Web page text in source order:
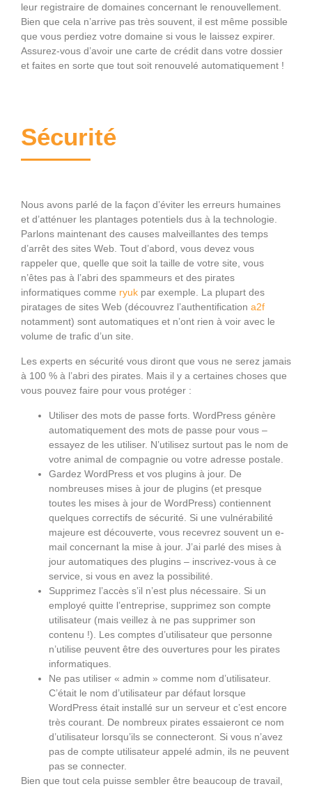
leur registraire de domaines concernant le renouvellement.
Bien que cela n’arrive pas très souvent, il est même possible
que vous perdiez votre domaine si vous le laissez expirer.
Assurez-vous d’avoir une carte de crédit dans votre dossier
et faites en sorte que tout soit renouvelé automatiquement !
Sécurité
Nous avons parlé de la façon d’éviter les erreurs humaines
et d’atténuer les plantages potentiels dus à la technologie.
Parlons maintenant des causes malveillantes des temps
d’arrêt des sites Web. Tout d’abord, vous devez vous
rappeler que, quelle que soit la taille de votre site, vous
n’êtes pas à l’abri des spammeurs et des pirates
informatiques comme ryuk par exemple. La plupart des
piratages de sites Web (découvrez l’authentification a2f
notamment) sont automatiques et n’ont rien à voir avec le
volume de trafic d’un site.
Les experts en sécurité vous diront que vous ne serez jamais
à 100 % à l’abri des pirates. Mais il y a certaines choses que
vous pouvez faire pour vous protéger :
Utiliser des mots de passe forts. WordPress génère
automatiquement des mots de passe pour vous –
essayez de les utiliser. N’utilisez surtout pas le nom de
votre animal de compagnie ou votre adresse postale.
Gardez WordPress et vos plugins à jour. De
nombreuses mises à jour de plugins (et presque
toutes les mises à jour de WordPress) contiennent
quelques correctifs de sécurité. Si une vulnérabilité
majeure est découverte, vous recevrez souvent un e-
mail concernant la mise à jour. J’ai parlé des mises à
jour automatiques des plugins – inscrivez-vous à ce
service, si vous en avez la possibilité.
Supprimez l’accès s’il n’est plus nécessaire. Si un
employé quitte l’entreprise, supprimez son compte
utilisateur (mais veillez à ne pas supprimer son
contenu !). Les comptes d’utilisateur que personne
n’utilise peuvent être des ouvertures pour les pirates
informatiques.
Ne pas utiliser « admin » comme nom d’utilisateur.
C’était le nom d’utilisateur par défaut lorsque
WordPress était installé sur un serveur et c’est encore
très courant. De nombreux pirates essaieront ce nom
d’utilisateur lorsqu’ils se connecteront. Si vous n’avez
pas de compte utilisateur appelé admin, ils ne peuvent
pas se connecter.
Bien que tout cela puisse sembler être beaucoup de travail,